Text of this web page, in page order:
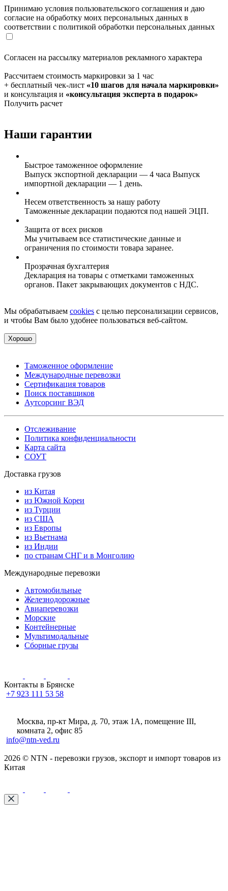
Принимаю условия пользовательского соглашения и даю
согласие на обработку моих персональных данных в
соответствии с политикой обработки персональных данных
Согласен на рассылку материалов рекламного характера
Рассчитаем стоимость маркировки за 1 час
+ бесплатный чек-лист «10 шагов для начала маркировки»
и консультация и «консультация эксперта в подарок»
Получить расчет
Наши гарантии
Быстрое таможенное оформление
Выпуск экспортной декларации — 4 часа Выпуск
импортной декларации — 1 день.
Несем ответственность за нашу работу
Таможенные декларации подаются под нашей ЭЦП.
Защита от всех рисков
Мы учитываем все статистические данные и
ограничения по стоимости товара заранее.
Прозрачная бухгалтерия
Декларация на товары с отметками таможенных
органов. Пакет закрывающих документов с НДС.
Мы обрабатываем cookies с целью персонализации сервисов,
и чтобы Вам было удобнее пользоваться веб-сайтом.
Хорошо
Таможенное оформление
Международные перевозки
Сертификация товаров
Поиск поставщиков
Аутсорсинг ВЭД
Отслеживание
Политика конфиденциальности
Карта сайта
СОУТ
Доставка грузов
из Китая
из Южной Кореи
из Турции
из США
из Европы
из Вьетнама
из Индии
по странам СНГ и в Монголию
Международные перевозки
Автомобильные
Железнодорожные
Авиаперевозки
Морские
Контейнерные
Мультимодальные
Сборные грузы
Контакты в Брянске
+7 923 111 53 58
Москва, пр-кт Мира, д. 70, этаж 1А, помещение III,
комната 2, офис 85
info@ntn-ved.ru
2026 © NTN - перевозки грузов, экспорт и импорт товаров из
Китая